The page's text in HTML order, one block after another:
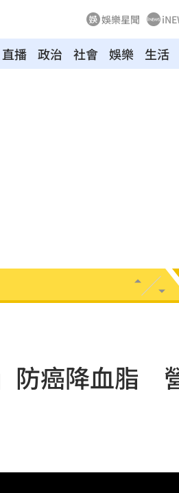
娛樂星聞
直播 政治 社會 娛樂 生活
防癌降血脂